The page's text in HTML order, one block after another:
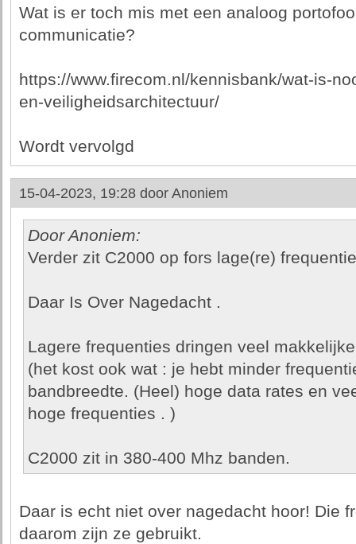
Wat is er toch mis met een analoog
communicatie?
https://www.firecom.nl/kennisbank/wat-is-
en-veiligheidsarchitectuur/
Wordt vervolgd
15-04-2023, 19:28 door Anoniem
Door Anoniem:
Verder zit C2000 op fors lage(re)
Daar Is Over Nagedacht .
Lagere frequenties dringen veel
(het kost ook wat : je hebt minder
bandbreedte. (Heel) hoge data rates en
hoge frequenties . )
C2000 zit in 380-400 Mhz banden.
Daar is echt niet over nagedacht hoor! Die
daarom zijn ze gebruikt.